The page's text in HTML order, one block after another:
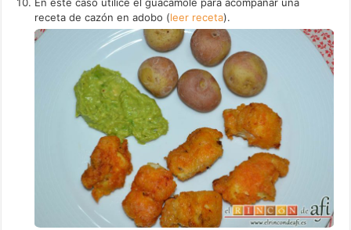
receta de cazón en adobo (leer receta).